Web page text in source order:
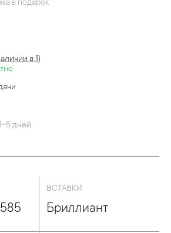
в подарок
в 1)
5 дней
ВСТАВКИ
Бриллиант